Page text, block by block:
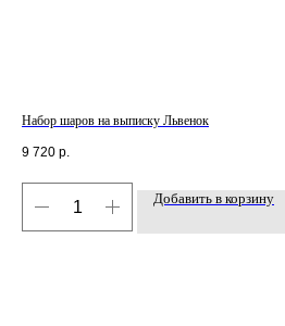
Набор шаров на выписку Львенок
9 720 р.
Добавить в корзину